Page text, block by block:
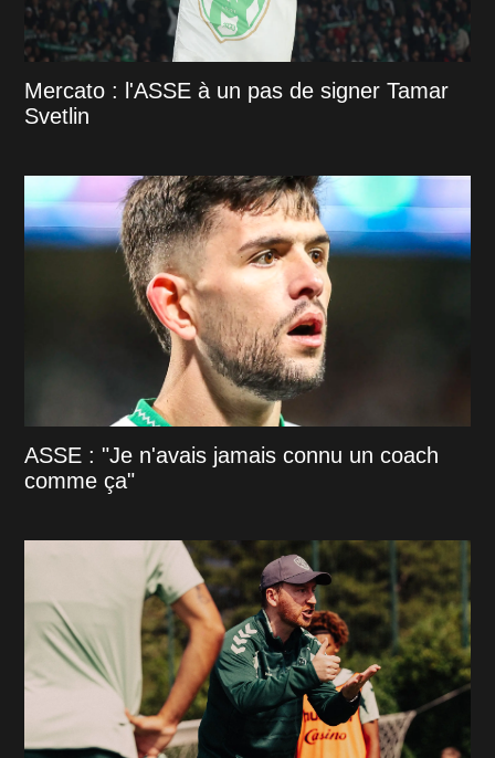
Mercato : l'ASSE à un pas de signer Tamar
Svetlin
ASSE : "Je n'avais jamais connu un coach
comme ça"